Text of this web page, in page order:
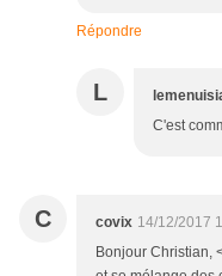
Répondre
L
C'est
C covix 14/12/2017
Bonjour Christian,